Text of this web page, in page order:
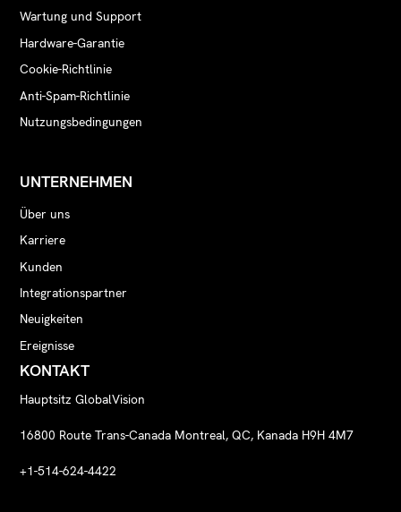
Wartung und Support
Hardware-Garantie
Cookie-Richtlinie
Anti-Spam-Richtlinie
Nutzungsbedingungen
UNTERNEHMEN
Über uns
Karriere
Kunden
Integrationspartner
Neuigkeiten
Ereignisse
KONTAKT
Hauptsitz GlobalVision
16800 Route Trans-Canada Montreal, QC, Kanada H9H 4M7
+1-514-624-4422